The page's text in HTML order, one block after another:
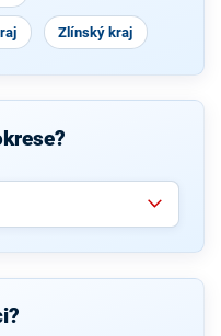
Zlínský kraj